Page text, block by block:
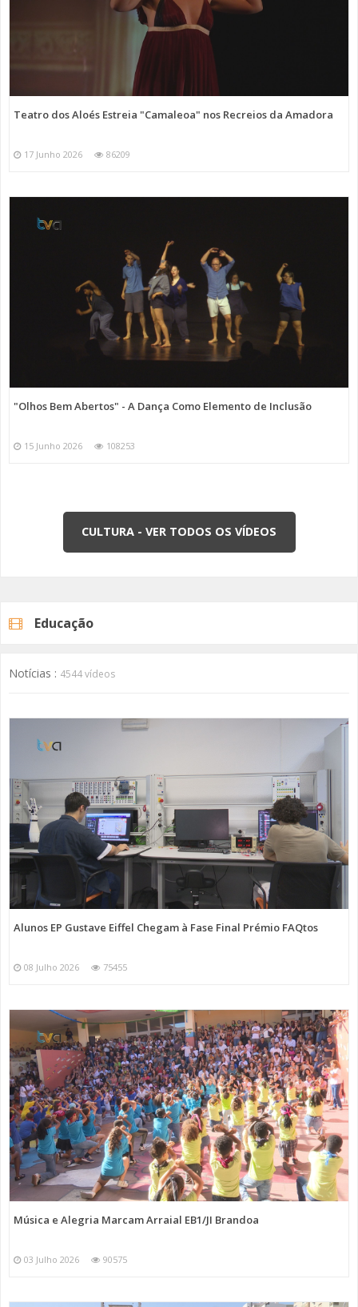
Teatro dos Aloés Estreia "Camaleoa" nos Recreios da Amadora
17 Junho 2026 86209
"Olhos Bem Abertos" - A Dança Como Elemento de Inclusão
15 Junho 2026 108253
CULTURA - VER TODOS OS VÍDEOS
Educação
Notícias : 4544 vídeos
Alunos EP Gustave Eiffel Chegam à Fase Final Prémio FAQtos
08 Julho 2026 75455
Música e Alegria Marcam Arraial EB1/JI Brandoa
03 Julho 2026 90575